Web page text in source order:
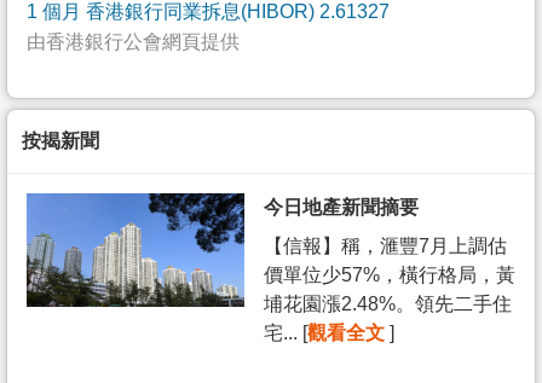
1 個月 香港銀行同業拆息(HIBOR) 2.61327
由香港銀行公會網頁提供
按揭新聞
今日地產新聞摘要
【信報】稱，滙豐7月上調估
價單位少57%，橫行格局，黃
埔花園漲2.48%。領先二手住
宅... [觀看全文 ]